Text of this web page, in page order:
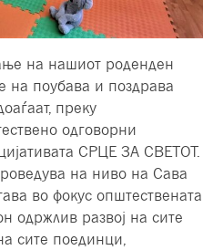
на нашиот роденден
на поубава и поздрава
преку
одговорни
СРЦЕ ЗА СВЕТОТ.
на ниво на Сава
во фокус општествената
одржлив развој на сите
сите поединци,